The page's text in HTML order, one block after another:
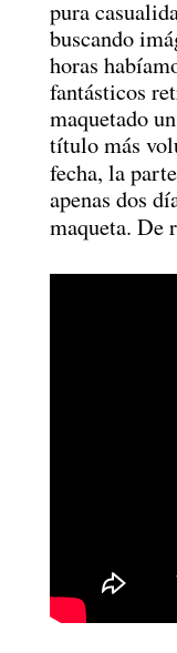
pura
buscando
horas
fantásticos
maquetado
título más
fecha, la
apenas dos
maqueta. De